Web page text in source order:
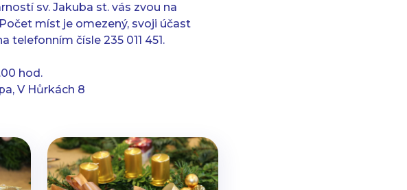
sv. Jakuba st. vás zvou na
míst je omezený, svoji účast
telefonním čísle 235 011 451.
hod.
V Hůrkách 8